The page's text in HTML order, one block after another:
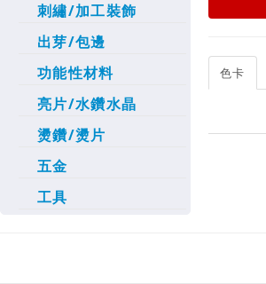
刺繡/加工裝飾
出芽/包邊
功能性材料
亮片/水鑽水晶
燙鑽/燙片
五金
工具
色卡